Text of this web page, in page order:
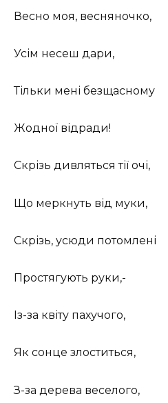
Весно моя, весняночко,
Усім несеш дари,
Тільки мені безщасному
Жодної відради!
Скрізь дивляться тії очі,
Що меркнуть від муки,
Скрізь, усюди потомлені
Простягують руки,-
Із-за квіту пахучого,
Як сонце злоститься,
З-за дерева веселого,